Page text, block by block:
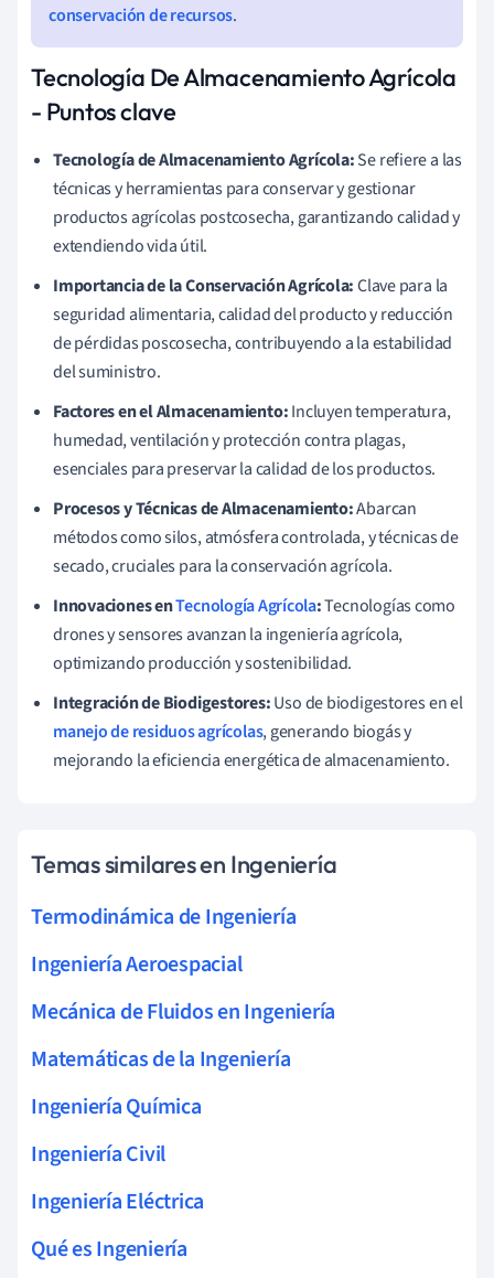
conservación de recursos.
Tecnología De Almacenamiento Agrícola
- Puntos clave
Tecnología de Almacenamiento Agrícola:Se refiere a las
técnicas y herramientas para conservar y gestionar
productos agrícolas postcosecha, garantizando calidad y
extendiendo vida útil.
Importancia de la Conservación Agrícola:Clave para la
seguridad alimentaria, calidad del producto y reducción
de pérdidas poscosecha, contribuyendo a la estabilidad
del suministro.
Factores en el Almacenamiento:Incluyen temperatura,
humedad, ventilación y protección contra plagas,
esenciales para preservar la calidad de los productos.
Procesos y Técnicas de Almacenamiento:Abarcan
métodos como silos, atmósfera controlada, y técnicas de
secado, cruciales para la conservación agrícola.
Innovaciones enTecnología Agrícola:Tecnologías como
drones y sensores avanzan la ingeniería agrícola,
optimizando producción y sostenibilidad.
Integración de Biodigestores:Uso de biodigestores en el
manejo de residuos agrícolas, generando biogás y
mejorando la eficiencia energética de almacenamiento.
Temas similares en Ingeniería
Termodinámica de Ingeniería
Ingeniería Aeroespacial
Mecánica de Fluidos en Ingeniería
Matemáticas de la Ingeniería
Ingeniería Química
Ingeniería Civil
Ingeniería Eléctrica
Qué es Ingeniería